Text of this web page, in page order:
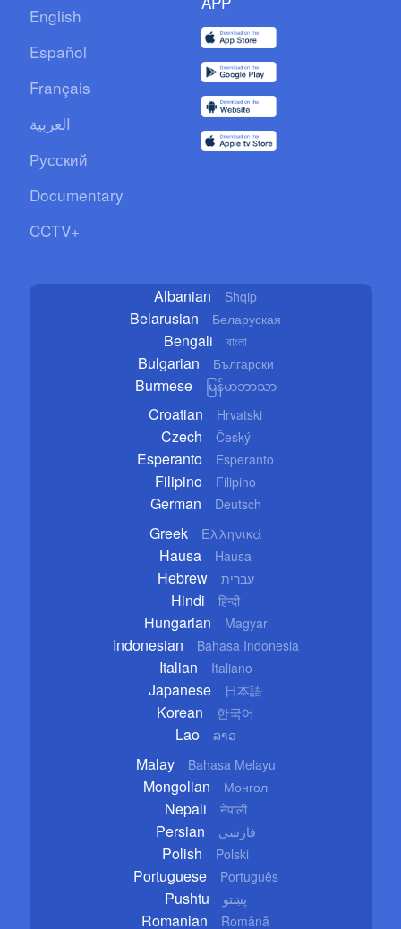
English
Español
Français
العربية
Русский
Documentary
CCTV+
Albanian Shqip
Belarusian Беларуская
Bengali বাংলা
Bulgarian Български
Burmese မြန်မာဘာသာ
Croatian Hrvatski
Czech Český
Esperanto Esperanto
Filipino Filipino
German Deutsch
Greek Ελληνικά
Hausa Hausa
Hebrew עברית
Hindi हिन्दी
Hungarian Magyar
Indonesian Bahasa Indonesia
Italian Italiano
Japanese 日本語
Korean 한국어
Lao ລາວ
Malay Bahasa Melayu
Mongolian Монгол
Nepali नेपाली
Persian فارسی
Polish Polski
Portuguese Português
Pushtu پښتو
Romanian Română